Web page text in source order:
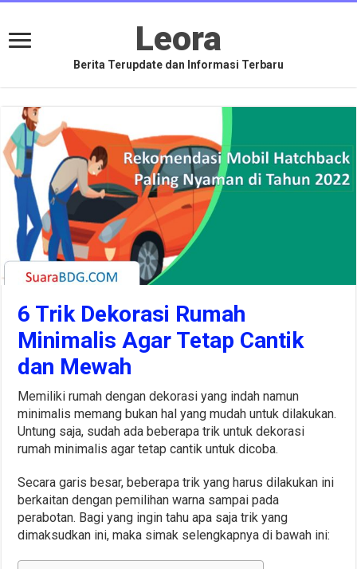
Leora
Berita Terupdate dan Informasi Terbaru
6 Trik Dekorasi Rumah
Minimalis Agar Tetap Cantik
dan Mewah
Memiliki rumah dengan dekorasi yang indah namun
minimalis memang bukan hal yang mudah untuk dilakukan.
Untung saja, sudah ada beberapa trik untuk dekorasi
rumah minimalis agar tetap cantik untuk dicoba.
Secara garis besar, beberapa trik yang harus dilakukan ini
berkaitan dengan pemilihan warna sampai pada
perabotan. Bagi yang ingin tahu apa saja trik yang
dimaksudkan ini, maka simak selengkapnya di bawah ini: